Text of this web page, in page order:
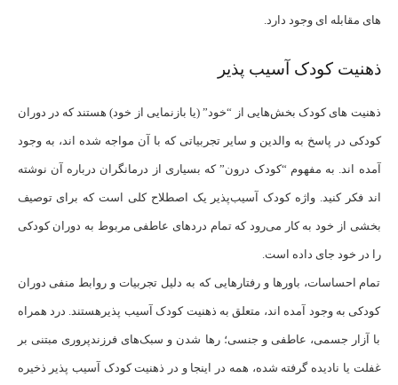
های مقابله ای وجود دارد.
ذهنیت کودک آسیب پذیر
ذهنیت ‌های کودک بخش‌هایی از “خود” (یا بازنمایی از خود) هستند که در دوران
کودکی در پاسخ به والدین و سایر تجربیاتی که با آن مواجه شده‌ اند، به وجود
آمده‌ اند. به مفهوم “کودک درون” که بسیاری از درمانگران درباره آن نوشته
اند فکر کنید. واژه کودک آسیب‌پذیر یک اصطلاح کلی است که برای توصیف
بخشی از خود به کار می‌رود که تمام دردهای عاطفی مربوط به دوران کودکی
را در خود جای داده است.
تمام احساسات، باورها و رفتارهایی که به دلیل تجربیات و روابط منفی دوران
کودکی به وجود آمده اند، متعلق به ذهنیت کودک آسیب پذیرهستند. درد همراه
با آزار جسمی، عاطفی و جنسی؛ رها شدن و سبک‌های فرزندپروری مبتنی بر
غفلت یا نادیده گرفته شده، همه در اینجا و در ذهنیت کودک آسیب پذیر ذخیره